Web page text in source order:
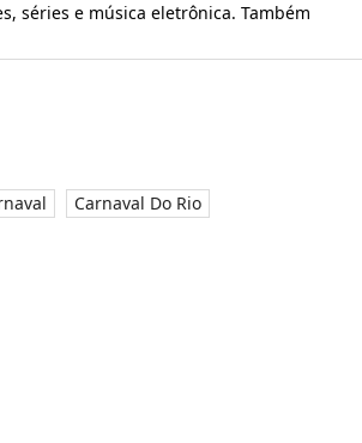
séries e música eletrônica. Também
Carnaval Do Rio